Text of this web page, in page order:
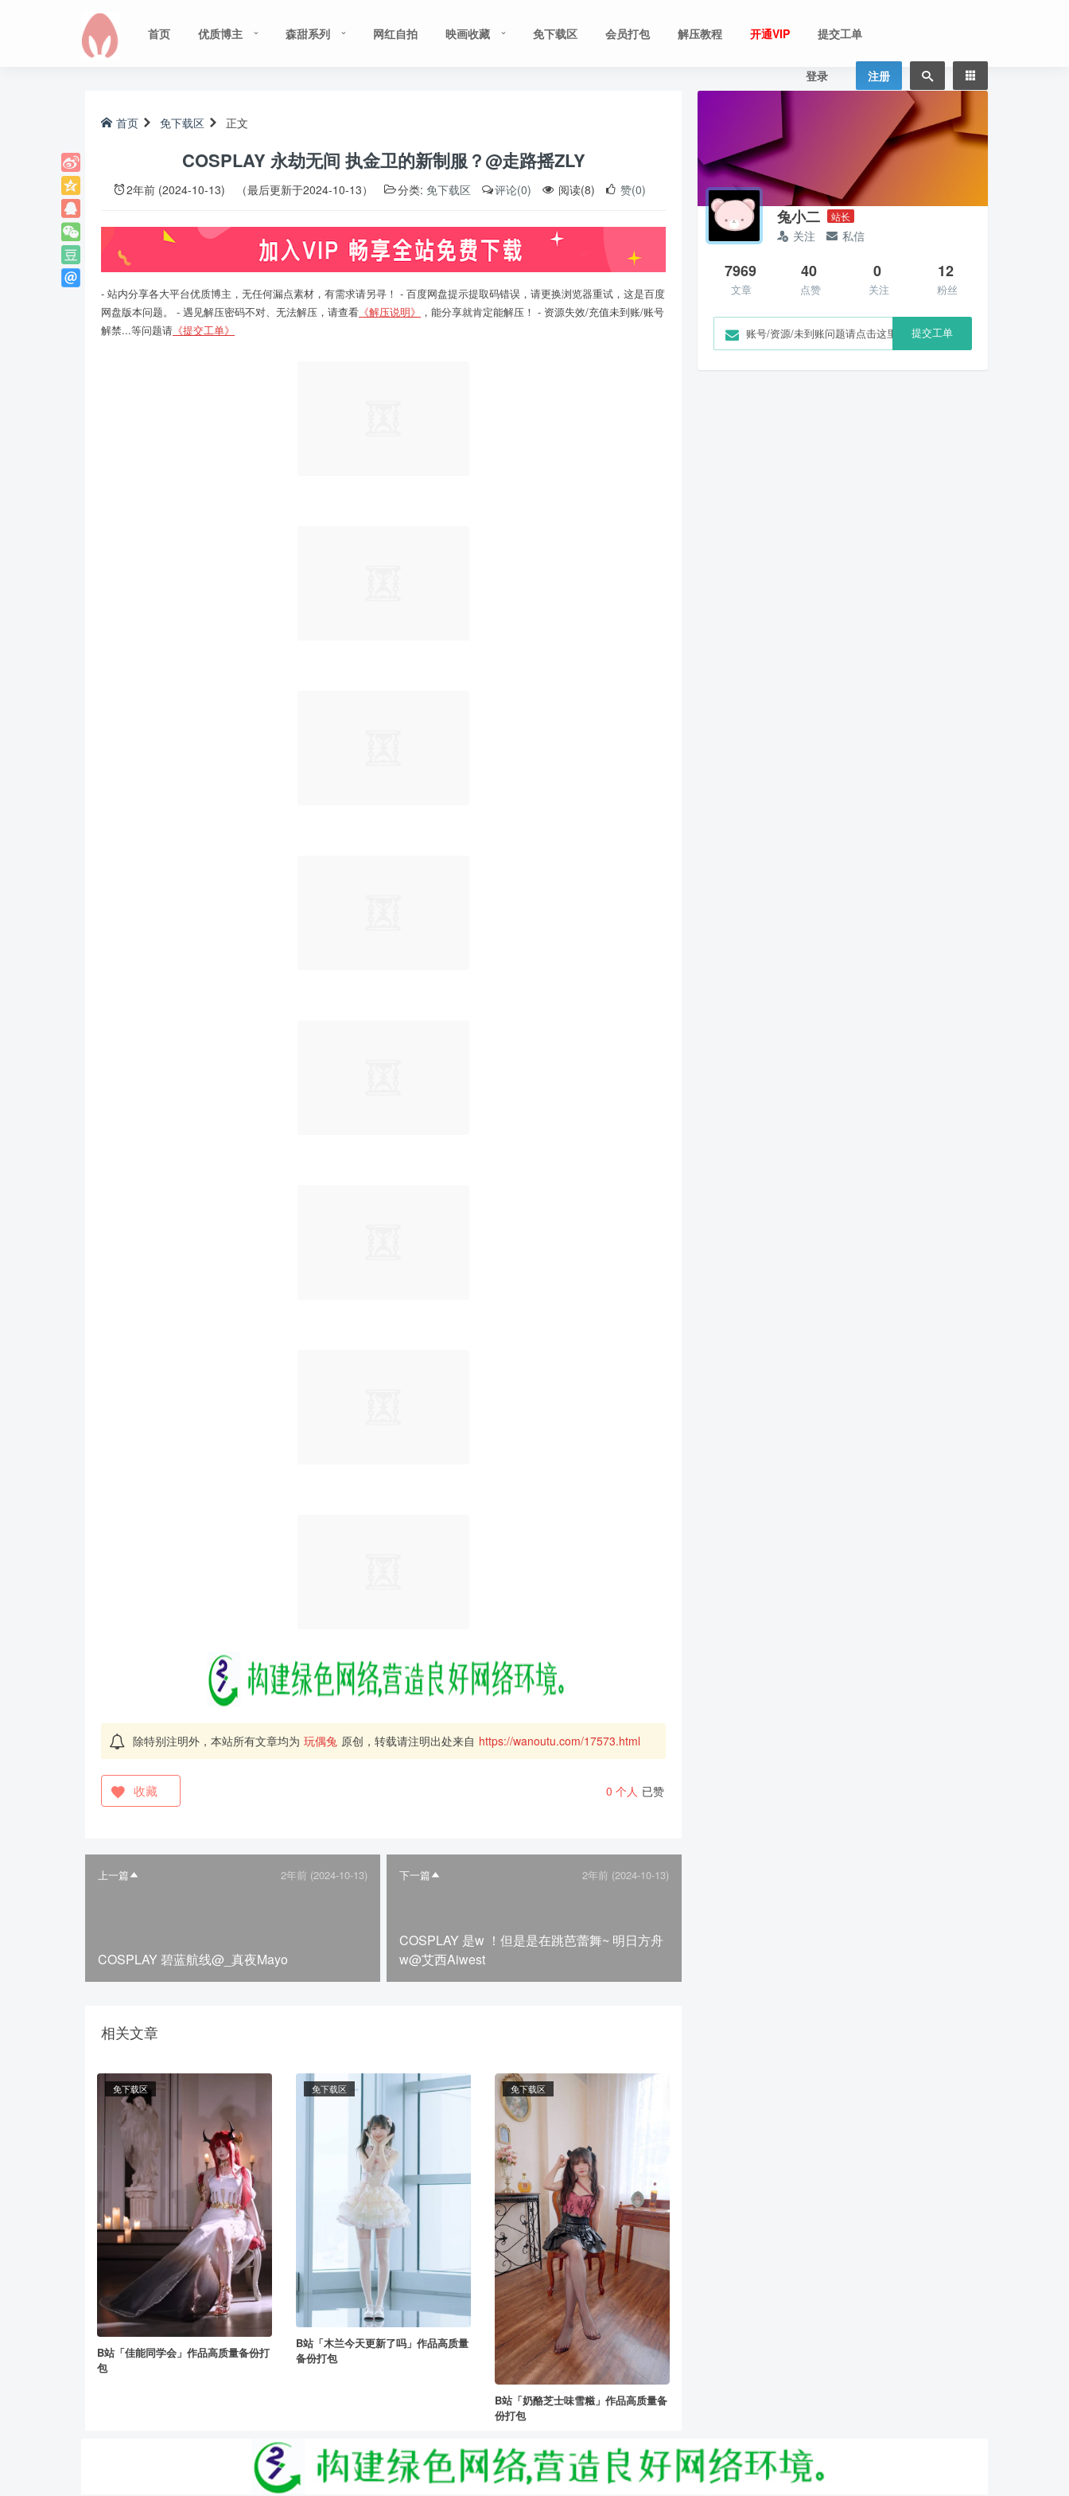
首页 优质博主 森甜系列 网红自拍 映画收藏 免下载区 会员打包 解压教程 开通VIP 提交工单
登录 注册
首页 免下载区 正文
COSPLAY 永劫无间 执金卫的新制服？@走路摇ZLY
2年前 (2024-10-13) （最后更新于2024-10-13） 分类: 免下载区 评论(0) 阅读(8) 赞(0)
- 站内分享各大平台优质博主，无任何漏点素材，有需求请另寻！ - 百度网盘提示提取码错误，请更换浏览器重试，这是百度
网盘版本问题。 - 遇见解压密码不对、无法解压，请查看 《解压说明》
，能分享就肯定能解压！ - 资源失效/充值未到账/账号
解禁...等问题请 《提交工单》
除特别注明外，本站所有文章均为 玩偶兔 原创，转载请注明出处来自 https://wanoutu.com/17573.html
收藏 0 个人 已赞
上一篇 2年前 (2024-10-13)
COSPLAY 碧蓝航线@_真夜Mayo
下一篇 2年前 (2024-10-13)
COSPLAY 是w ！但是是在跳芭蕾舞~ 明日方舟
w@艾西Aiwest
相关文章
免下载区
B站「佳能同学会」作品高质量备份打
包
免下载区
B站「木兰今天更新了吗」作品高质量
备份打包
免下载区
B站「奶酪芝士味雪糍」作品高质量备
份打包
兔小二 站长
关注 私信
7969
文章
40
点赞
0
关注
12
粉丝
账号/资源/未到账问题请点击这里 提交工单